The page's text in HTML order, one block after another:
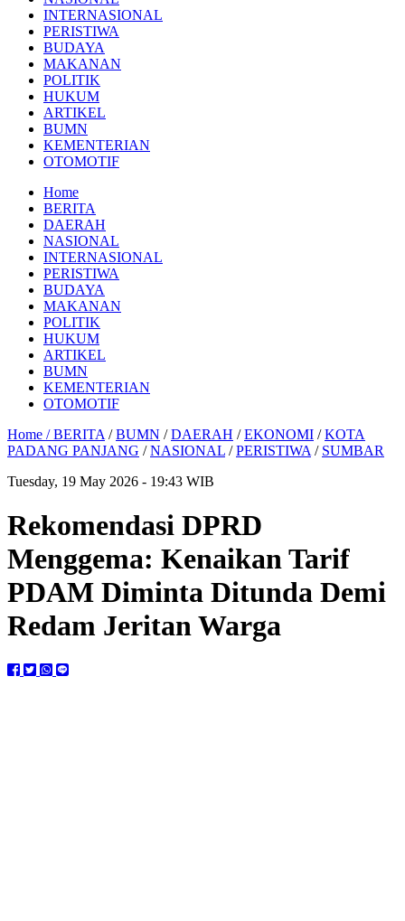
INTERNASIONAL
PERISTIWA
BUDAYA
MAKANAN
POLITIK
HUKUM
ARTIKEL
BUMN
KEMENTERIAN
OTOMOTIF
Home
BERITA
DAERAH
NASIONAL
INTERNASIONAL
PERISTIWA
BUDAYA
MAKANAN
POLITIK
HUKUM
ARTIKEL
BUMN
KEMENTERIAN
OTOMOTIF
Home /BERITA /BUMN /DAERAH /EKONOMI /KOTA
PADANG PANJANG /NASIONAL /PERISTIWA / SUMBAR
Tuesday, 19 May 2026 - 19:43 WIB
Rekomendasi DPRD
Menggema: Kenaikan Tarif
PDAM Diminta Ditunda Demi
Redam Jeritan Warga